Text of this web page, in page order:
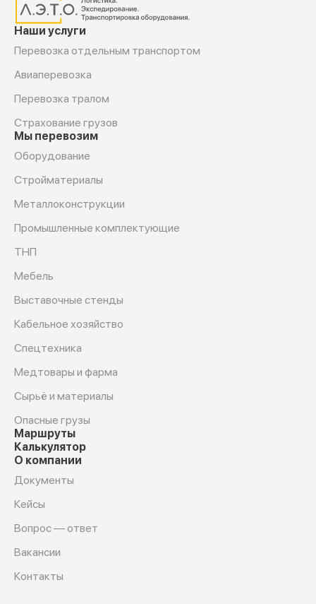
Наши услуги
Перевозка отдельным транспортом
Авиаперевозка
Перевозка тралом
Страхование грузов
Мы перевозим
Оборудование
Cтройматериалы
Металлоконструкции
Промышленные комплектующие
ТНП
Мебель
Выставочные стенды
Кабельное хозяйство
Спецтехника
Медтовары и фарма
Сырьё и материалы
Опасные грузы
Маршруты
Калькулятор
О компании
Документы
Кейсы
Вопрос — ответ
Вакансии
Контакты